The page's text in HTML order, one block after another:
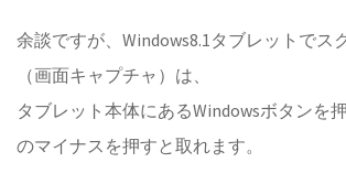
余談ですが、Windows8.1タブレットでス
（画面キャプチャ）は、
タブレット本体にあるWindowsボタンを
のマイナスを押すと取れます。